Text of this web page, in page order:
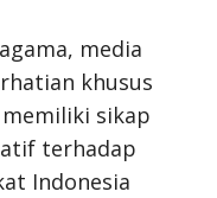
media
khusus
sikap
terhadap
Indonesia